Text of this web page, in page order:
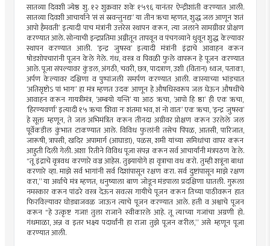
सातव्या दिवशी ज्येष्ठ शु. १२ शुक्रवार शके १५९६ यानंतर ऐन्द्रीशांती करण्यात आली.
सातव्या दिवशी आचार्याने ‘सं सं स्रवन्तुनद्यः’ या तीन ऋचा म्हणत, शुद्ध जल आणून ‘शतं
आपो हैमवती’ इत्यादी पाच मंत्रांनी उत्तरेस स्थापन करून, त्या जलाने सामग्रीवर प्रोक्षण
करण्यात आले. सोन्याची इन्द्रप्रतिमा अग्नीतून तापवून व पंचगव्याने धुवून शुद्ध केल्यावर
स्थापन करण्यात आली. ‘इन्द्र जुषस्व’ इत्यादी मंत्रांनी इंद्राचे आवाहन करून
षोडशोपचारांनी पूजन केले गेले. गंध, वस्त्र व पिवळी फुले वापरून हे पूजन करण्यात
आले. पूजा संपल्यावर कुंडल, अंगठी, चवरी, छत्र, पादत्राण, उशी (वितान) ध्वज, पताका,
अर्पण केल्यावर दक्षिणा व पुष्पांजली समर्पण करण्यात आली. कास्याच्या भांडचात
‘अतिसृष्टोऽ पां भागः’ हा मंत्र म्हणत उदक आणून हे औषधिस्वरूप जल घेऊन औषधींचे
आवाहन करून गायत्रीमंत्र, ‘अम्बयो यन्ति’ या आठ ऋचा, ‘आपो हि ष्ठा’ ही एक ऋचा,
‘हिरण्यवर्णा’ इत्यादी १५ ऋचा ‘शिवा नः शंतमा भव, शं नो वातः’ एक ऋचा, ‘इन्द्र जुषस्व’
हे सूक्त म्हणून, ते जल अभिमंत्रित करून तीनदा अग्रीवर प्रोक्षण करून उरलेले जल
पूर्वेकडील कुंभात टाकण्यात आले. विविध फुलांनी तसेच पिंपळ, आतसी, पारिजात,
जारूषी, त्रापसी, खदिर अपामार्ग (आघाडा), पळस, शमी यांच्या समिधांचा वापर करून
आहुती दिली गेली. अशा रितीने विविध पूजा संपन्न करून सर्व आचार्यांनी मंत्रपठण केले.
"तू इंद्राचे वृत्रवध करणारे वज्र आहेस. तुझ्यायोगे हा वृत्राचा वध करो. तुम्ही शत्रूंना बाधा
करणारे व्हा. माझे सर्व भागांनी सर्व दिशांपासून रक्षण करा. सर्व दुष्टांपासून माझे रक्षण
करा,” या अर्थाचे मंत्र म्हणत, धनुष्याला बाण जोडून मंडपाला प्रदक्षिणा घातली. गुरूला
नमस्कार करून पांढरे वस्त्र देऊन सवत्स गायीचे पूजन करून तिच्या पाठीवरून हात
फिरविल्यावर घोड्याजवळ जाऊन त्याचे पूजन करण्यात आले. हत्ती व अश्वाचे पूजन
करून "हे उत्कृष्ट गजा! तुला राजाने स्वीकारले आहे. तू त्याच्या गजांचा अग्रणी हो.
गंधमाळा, अन्न व इतर भक्ष्य पदार्थांनी हा राजा तुझे पूजन करील,” असे म्हणून पूजा
करण्यात आली.